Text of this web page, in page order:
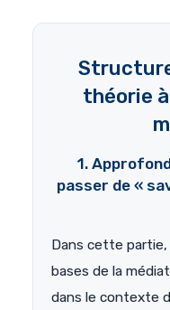
théorie
1.
passer de «
Dans cette
bases de la
dans le contexte